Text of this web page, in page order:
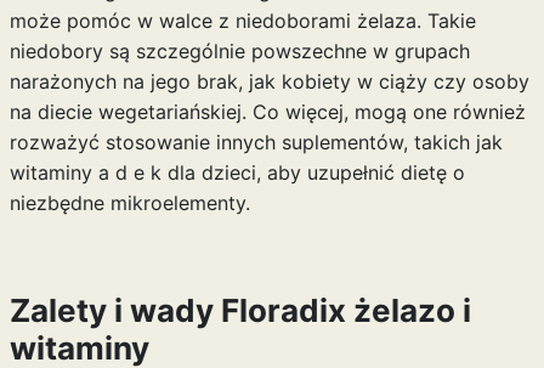
może pomóc w walce z niedoborami żelaza. Takie
niedobory są szczególnie powszechne w grupach
narażonych na jego brak, jak kobiety w ciąży czy osoby
na diecie wegetariańskiej. Co więcej, mogą one również
rozważyć stosowanie innych suplementów, takich jak
witaminy a d e k dla dzieci, aby uzupełnić dietę o
niezbędne mikroelementy.
Zalety i wady Floradix żelazo i
witaminy